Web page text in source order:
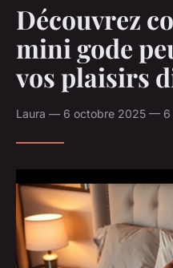
Découvrez
mini gode
vos plaisirs
Laura — 6 octobre 2025 — 6